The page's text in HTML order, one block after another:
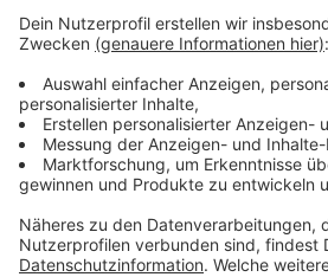
Anzeige
Rund um die Auftritte sind in der
Events geplant. AmStadtstrand
gibt es am Samstag und Sonntag
besonderes Programm mit
Betreiber werden dort auch